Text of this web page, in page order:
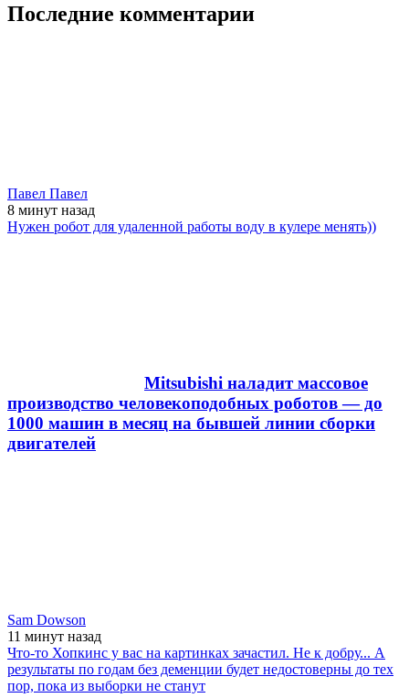
Последние комментарии
Павел Павел
8 минут назад
Нужен робот для удаленной работы воду в кулере менять))
Mitsubishi наладит массовое
производство человекоподобных роботов — до
1000 машин в месяц на бывшей линии сборки
двигателей
Sam Dowson
11 минут назад
Что-то Хопкинс у вас на картинках зачастил. Не к добру... А
результаты по годам без деменции будет недостоверны до тех
пор, пока из выборки не станут